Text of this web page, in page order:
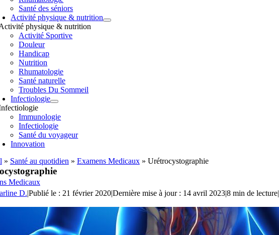
Santé des séniors
Activité physique & nutrition
physique & nutrition
Activité Sportive
Douleur
Handicap
Nutrition
Rhumatologie
Santé naturelle
Troubles Du Sommeil
Infectiologie
Immunologie
Infectiologie
Santé du voyageur
Innovation
» Santé au quotidien » Examens Medicaux» Urétrocystographie
Medicaux
D.|Publié le : 21 février 2020|Dernière mise à jour : 14 avril 2023|8 min de lecture|